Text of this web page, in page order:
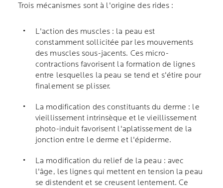
Trois mécanismes sont à l'origine des rides :
L'action des muscles : la peau est
constamment sollicitée par les mouvements
des muscles sous-jacents. Ces micro-
contractions favorisent la formation de lignes
entre lesquelles la peau se tend et s'étire pour
finalement se plisser.
La modification des constituants du derme : le
vieillissement intrinsèque et le vieillissement
photo-induit favorisent l'aplatissement de la
jonction entre le derme et l'épiderme.
La modification du relief de la peau : avec
l'âge, les lignes qui mettent en tension la peau
se distendent et se creusent lentement. Ce